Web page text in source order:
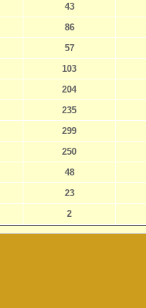
43
86
57
103
204
235
299
250
48
23
2